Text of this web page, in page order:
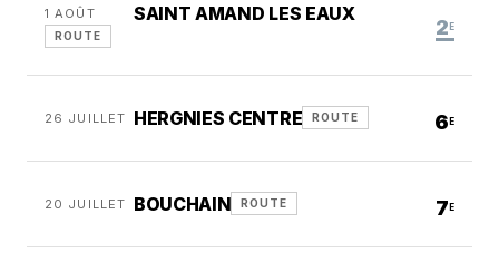
1 AOÛT SAINT AMAND LES EAUX
ROUTE 2 E
26 JUILLET HERGNIES CENTRE ROUTE 6 E
20 JUILLET BOUCHAIN ROUTE 7 E